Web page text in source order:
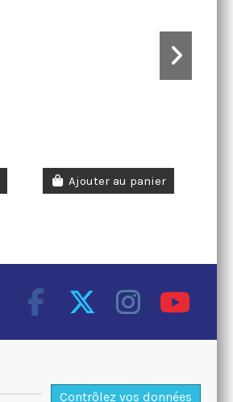
Ajouter au panier
Contrôlez vos données